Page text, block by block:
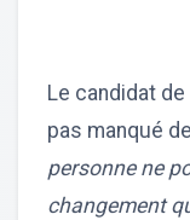
Le candidat de
pas manqué
personne ne
changement